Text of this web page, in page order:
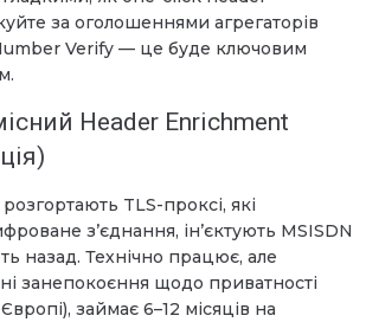
за оголошеннями агрегаторів
Verify — це буде ключовим
Header Enrichment
TLS-проксі, які
з’єднання, ін’єктують MSISDN
назад. Технічно працює, але
занепокоєння щодо приватності
займає 6–12 місяців на